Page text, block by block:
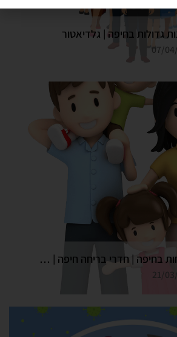
גדולות בחיפה | גלדיאטור
אטרקציות למשפחות בחיפה | חדרי בריחה חיפה | גלדיאטור